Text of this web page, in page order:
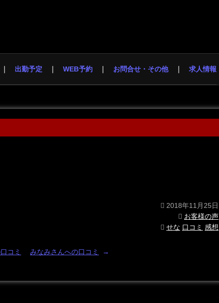
出勤予定 WEB予約 お問合せ・その他 求人情報
2018年11月25日
お客様の声
せな 口コミ 感想
コミ みなみさんへの口コミ →